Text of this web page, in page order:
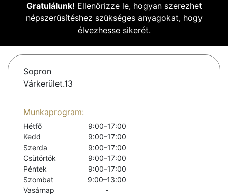
Gratulálunk! Ellenőrizze le, hogyan szerezhet
népszerűsítéshez szükséges anyagokat, hogy
élvezhesse sikerét.
Sopron
Várkerület.13
Munkaprogram:
Hétfő
9:00–17:00
Kedd
9:00–17:00
Szerda
9:00–17:00
Csütörtök
9:00–17:00
Péntek
9:00–17:00
Szombat
9:00–13:00
Vasárnap
-